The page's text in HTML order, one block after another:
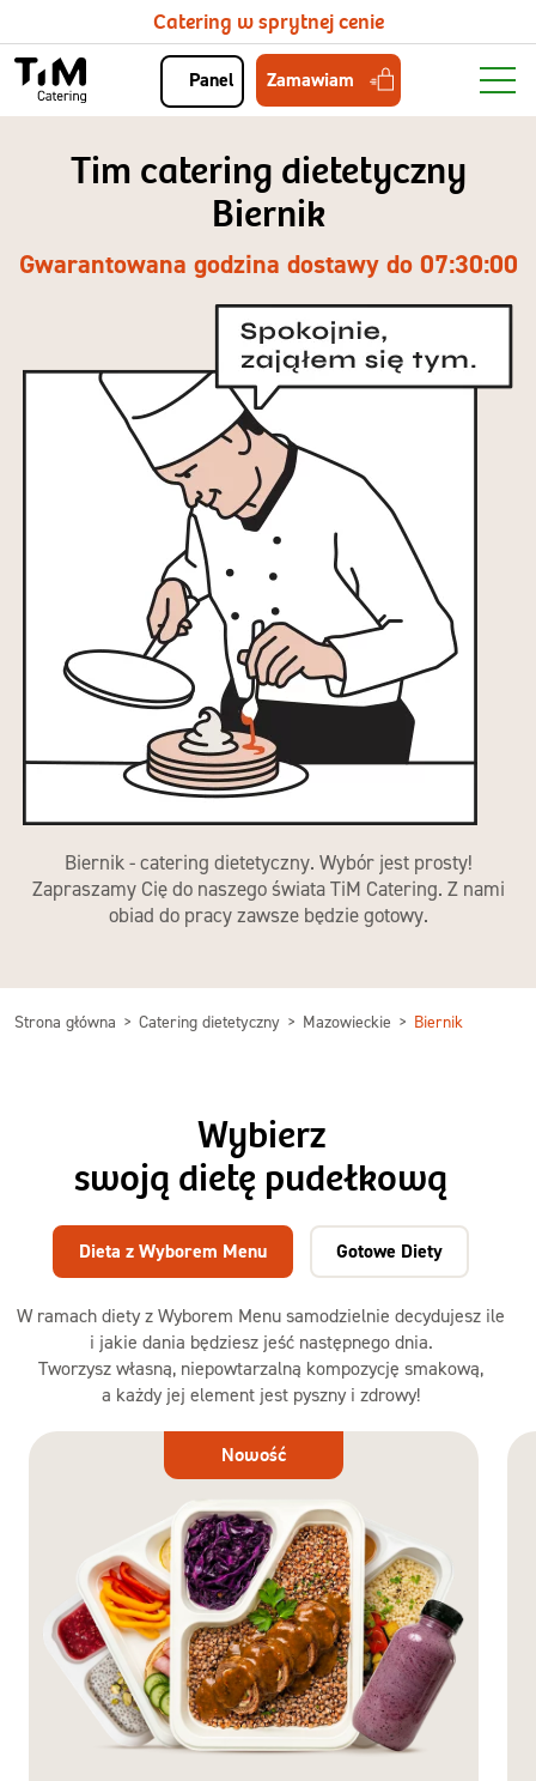
Catering w sprytnej cenie
Panel Zamawiam
Tim catering dietetyczny
Biernik
Gwarantowana godzina dostawy do 07:30:00
Biernik - catering dietetyczny. Wybór jest prosty!
Zapraszamy Cię do naszego świata TiM Catering. Z nami
obiad do pracy zawsze będzie gotowy.
Strona główna Catering dietetyczny Mazowieckie Biernik
Wybierz
swoją dietę pudełkową
W ramach diety z Wyborem Menu samodzielnie decydujesz ile
i jakie dania będziesz jeść następnego dnia.
Tworzysz własną, niepowtarzalną kompozycję smakową,
a każdy jej element jest pyszny i zdrowy!
Dieta z Wyborem Menu Gotowe Diety
Dieta
Nowość